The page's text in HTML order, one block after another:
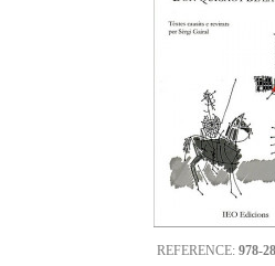
REFERENCE: 978-